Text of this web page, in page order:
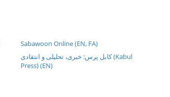
Sabawoon Online (EN, FA)
کابل پرس: خبری، تحليلی و انتقادی (Kabul
Press) (EN)